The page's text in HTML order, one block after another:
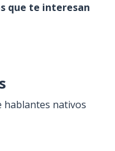
que te interesan
hablantes nativos